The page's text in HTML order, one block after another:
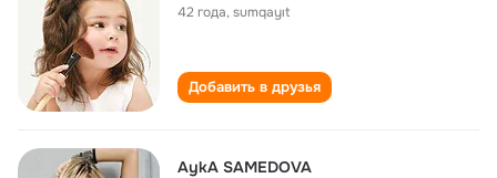
42 года,sumqayıt
Добавить в друзья
AykA SAMEDOVA